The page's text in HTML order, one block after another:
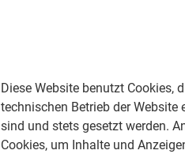
Diese Website benutzt Cookies,
technischen Betrieb der Website
sind und stets gesetzt werden.
Cookies, um Inhalte und